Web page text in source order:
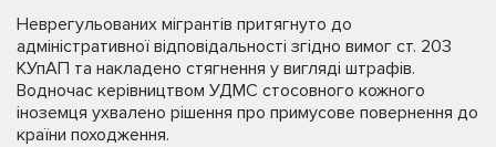
Неврегульованих мігрантів притягнуто до
адміністративної відповідальності згідно вимог ст. 203
КУпАП та накладено стягнення у вигляді штрафів.
Водночас керівництвом УДМС стосовного кожного
іноземця ухвалено рішення про примусове повернення до
країни походження.